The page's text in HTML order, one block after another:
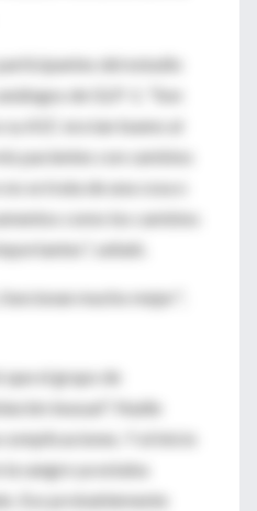
del estudio
de GLP-1. "Son
A1C era tan bueno al
pacientes con cambios
se trata de una cosa o
como los cambios
señaló.
mucho mejor",
que el grupo de
inusual". Nadie
Y al inicio
la sangre ya estaba
Eso probablemente